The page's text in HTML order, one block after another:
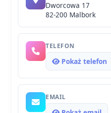
Dworcowa 17
82-200 Malbork
TELEFON
Pokaż telefon
EMAIL